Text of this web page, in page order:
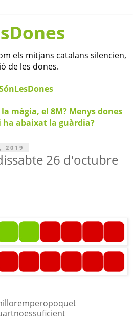
els mitjans catalans silencien,
de les dones.
màgia, el 8M? Menys dones
ha abaixat la guàrdia?
2019
26 d'octubre